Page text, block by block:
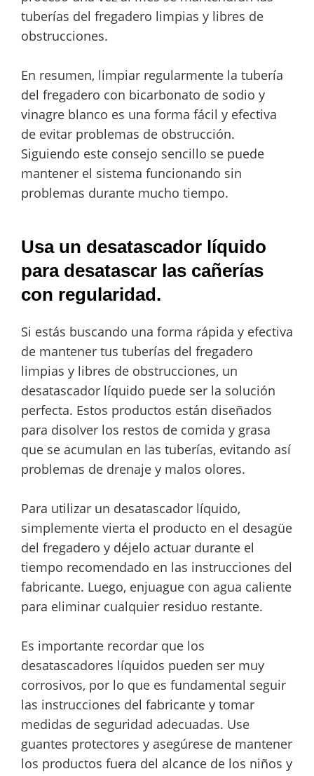
tuberías del fregadero limpias y libres de
obstrucciones.
En resumen, limpiar regularmente la tubería
del fregadero con bicarbonato de sodio y
vinagre blanco es una forma fácil y efectiva
de evitar problemas de obstrucción.
Siguiendo este consejo sencillo se puede
mantener el sistema funcionando sin
problemas durante mucho tiempo.
Usa un desatascador líquido
para desatascar las cañerías
con regularidad.
Si estás buscando una forma rápida y efectiva
de mantener tus tuberías del fregadero
limpias y libres de obstrucciones, un
desatascador líquido puede ser la solución
perfecta. Estos productos están diseñados
para disolver los restos de comida y grasa
que se acumulan en las tuberías, evitando así
problemas de drenaje y malos olores.
Para utilizar un desatascador líquido,
simplemente vierta el producto en el desagüe
del fregadero y déjelo actuar durante el
tiempo recomendado en las instrucciones del
fabricante. Luego, enjuague con agua caliente
para eliminar cualquier residuo restante.
Es importante recordar que los
desatascadores líquidos pueden ser muy
corrosivos, por lo que es fundamental seguir
las instrucciones del fabricante y tomar
medidas de seguridad adecuadas. Use
guantes protectores y asegúrese de mantener
los productos fuera del alcance de los niños y